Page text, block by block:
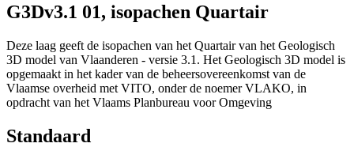
G3Dv3.1 01, isopachen Quartair
Deze laag geeft de isopachen van het Quartair van het Geologisch
3D model van Vlaanderen - versie 3.1. Het Geologisch 3D model is
opgemaakt in het kader van de beheersovereenkomst van de
Vlaamse overheid met VITO, onder de noemer VLAKO, in
opdracht van het Vlaams Planbureau voor Omgeving
Standaard